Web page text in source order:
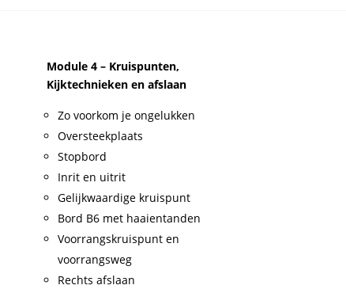
Module 4 – Kruispunten,
Kijktechnieken en afslaan
Zo voorkom je ongelukken
Oversteekplaats
Stopbord
Inrit en uitrit
Gelijkwaardige kruispunt
Bord B6 met haaientanden
Voorrangskruispunt en
voorrangsweg
Rechts afslaan